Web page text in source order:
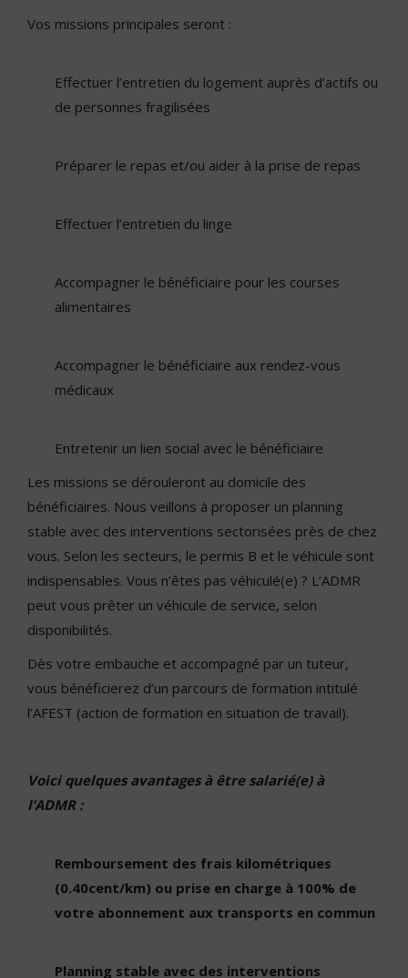
Vos missions principales seront :
Effectuer l’entretien du logement auprès d’actifs ou
de personnes fragilisées
Préparer le repas et/ou aider à la prise de repas
Effectuer l’entretien du linge
Accompagner le bénéficiaire pour les courses
alimentaires
Accompagner le bénéficiaire aux rendez-vous
médicaux
Entretenir un lien social avec le bénéficiaire
Les missions se dérouleront au domicile des
bénéficiaires. Nous veillons à proposer un planning
stable avec des interventions sectorisées près de chez
vous. Selon les secteurs, le permis B et le véhicule sont
indispensables. Vous n’êtes pas véhiculé(e) ? L’ADMR
peut vous prêter un véhicule de service, selon
disponibilités.
Dès votre embauche et accompagné par un tuteur,
vous bénéficierez d’un parcours de formation intitulé
l’AFEST (action de formation en situation de travail).
Voici quelques avantages à être salarié(e) à
l’ADMR :
Remboursement des frais kilométriques
(0.40cent/km) ou prise en charge à 100% de
votre abonnement aux transports en commun
Planning stable avec des interventions